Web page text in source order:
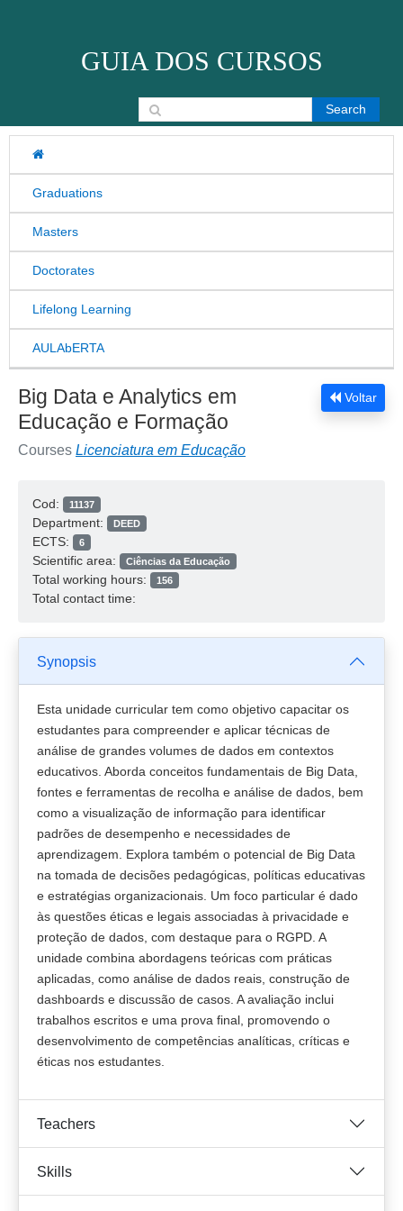
GUIA DOS CURSOS
Graduations
Masters
Doctorates
Lifelong Learning
AULAbERTA
Search for:
Voltar
Big Data e Analytics em
Educação e Formação
Courses Licenciatura em Educação
Cod: 11137
Department: DEED
ECTS: 6
Scientific area: Ciências da Educação
Total working hours: 156
Total contact time:
Synopsis
Esta unidade curricular tem como objetivo capacitar os
estudantes para compreender e aplicar técnicas de
análise de grandes volumes de dados em contextos
educativos. Aborda conceitos fundamentais de Big Data,
fontes e ferramentas de recolha e análise de dados, bem
como a visualização de informação para identificar
padrões de desempenho e necessidades de
aprendizagem. Explora também o potencial de Big Data
na tomada de decisões pedagógicas, políticas educativas
e estratégias organizacionais. Um foco particular é dado
às questões éticas e legais associadas à privacidade e
proteção de dados, com destaque para o RGPD. A
unidade combina abordagens teóricas com práticas
aplicadas, como análise de dados reais, construção de
dashboards e discussão de casos. A avaliação inclui
trabalhos escritos e uma prova final, promovendo o
desenvolvimento de competências analíticas, críticas e
éticas nos estudantes.
Teachers
Skills